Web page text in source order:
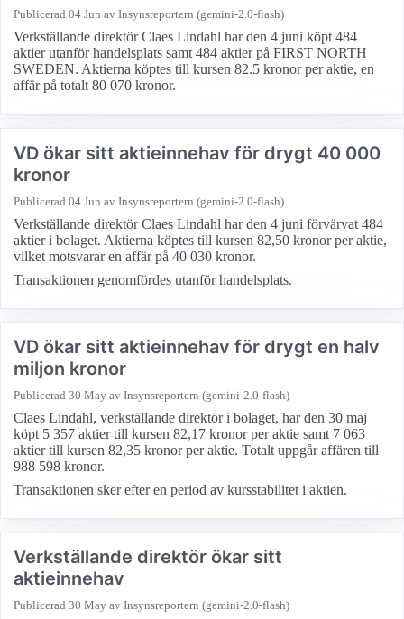
Publicerad04 Jun av Insynsreportern (gemini-2.0-flash)
Verkställande direktör Claes Lindahl har den 4 juni köpt 484
aktier utanför handelsplats samt 484 aktier på FIRST NORTH
SWEDEN. Aktierna köptes till kursen 82.5 kronor per aktie, en
affär på totalt 80 070 kronor.
VD ökar sitt aktieinnehav för drygt 40 000
kronor
Publicerad04 Jun av Insynsreportern (gemini-2.0-flash)
Verkställande direktör Claes Lindahl har den 4 juni förvärvat 484
aktier i bolaget. Aktierna köptes till kursen 82,50 kronor per aktie,
vilket motsvarar en affär på 40 030 kronor.
Transaktionen genomfördes utanför handelsplats.
VD ökar sitt aktieinnehav för drygt en halv
miljon kronor
Publicerad30 May av Insynsreportern (gemini-2.0-flash)
Claes Lindahl, verkställande direktör i bolaget, har den 30 maj
köpt 5 357 aktier till kursen 82,17 kronor per aktie samt 7 063
aktier till kursen 82,35 kronor per aktie. Totalt uppgår affären till
988 598 kronor.
Transaktionen sker efter en period av kursstabilitet i aktien.
Verkställande direktör ökar sitt
aktieinnehav
Publicerad30 May av Insynsreportern (gemini-2.0-flash)